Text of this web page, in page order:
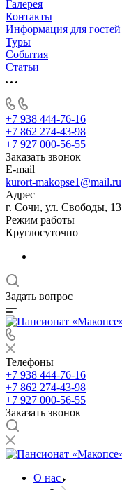
Галерея
Контакты
Информация для гостей
Туры
События
Статьи
+7 938 444-76-16
+7 862 274-43-98
+7 927 000-56-55
Заказать звонок
E-mail
kurort-makopse1@mail.ru
Адрес
г. Сочи, ул. Свободы, 13
Режим работы
Круглосуточно
Задать вопрос
Телефоны
+7 938 444-76-16
+7 862 274-43-98
+7 927 000-56-55
Заказать звонок
О нас